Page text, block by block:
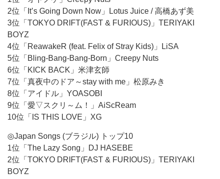
2位「It’s Going Down Now」Lotus Juice / 高橋あず美
3位「TOKYO DRIFT(FAST & FURIOUS)」TERIYAKI
BOYZ
4位「ReawakeR (feat. Felix of Stray Kids)」LiSA
5位「Bling-Bang-Bang-Born」Creepy Nuts
6位「KICK BACK」米津玄師
7位「真夜中のドア～stay with me」松原みき
8位「アイドル」YOASOBI
9位「愛▽スクリ～ム！」AiScReam
10位「IS THIS LOVE」XG
◎Japan Songs (ブラジル) トップ10
1位「The Lazy Song」DJ HASEBE
2位「TOKYO DRIFT(FAST & FURIOUS)」TERIYAKI
BOYZ